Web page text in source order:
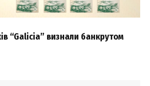
“Galicia” визнали банкрутом